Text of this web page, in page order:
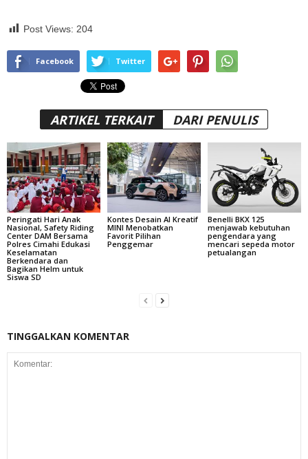
Post Views: 204
Facebook Twitter
ARTIKEL TERKAIT DARI PENULIS
Peringati Hari Anak
Nasional, Safety Riding
Center DAM Bersama
Polres Cimahi Edukasi
Keselamatan
Berkendara dan
Bagikan Helm untuk
Siswa SD
Kontes Desain AI Kreatif
MINI Menobatkan
Favorit Pilihan
Penggemar
Benelli BKX 125
menjawab kebutuhan
pengendara yang
mencari sepeda motor
petualangan
TINGGALKAN KOMENTAR